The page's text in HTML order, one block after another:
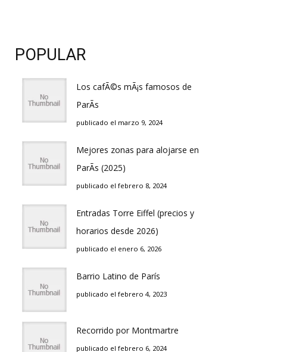
POPULAR
Los cafÃ©s mÃ¡s famosos de
ParÃ­s
publicado el marzo 9, 2024
Mejores zonas para alojarse en
ParÃ­s (2025)
publicado el febrero 8, 2024
Entradas Torre Eiffel (precios y
horarios desde 2026)
publicado el enero 6, 2026
Barrio Latino de Parí­s
publicado el febrero 4, 2023
Recorrido por Montmartre
publicado el febrero 6, 2024